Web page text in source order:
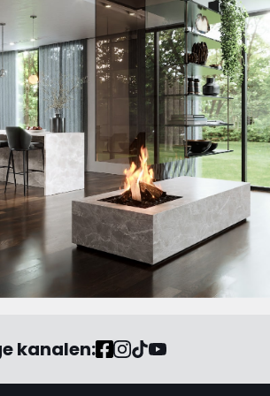
waarin de schuld bij anderen
of mijzelf wordt neergelegd. "
kanalen: